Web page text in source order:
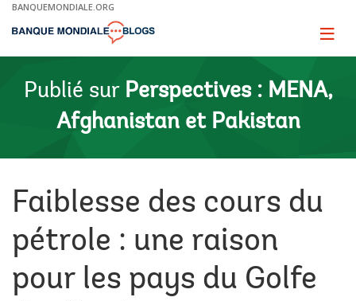
Skip
Main
BANQUEMONDIALE.ORG
Page
Publié sur Perspectives : MENA,
Afghanistan et Pakistan
Faiblesse des cours du
pétrole : une raison
pour les pays du Golfe